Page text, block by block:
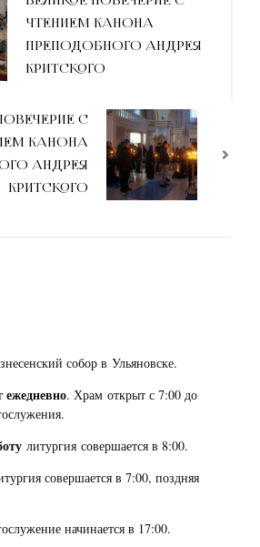
ЧТЕНИЕМ КАНОНА
ПРЕПОДОБНОГО АНДРЕЯ
КРИТСКОГО
С
КАНОНА
АНДРЕЯ
КРИТСКОГО
собор в Ульяновске.
ежедневно. Храм открыт с 7:00 до
литургия совершается в 8:00.
совершается в 7:00, поздняя
начинается в 17:00.